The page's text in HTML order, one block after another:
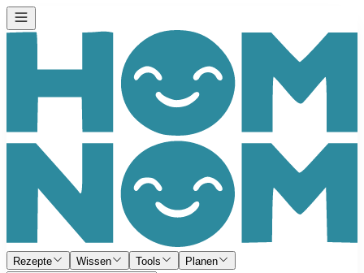
Rezepte Wissen Tools Planen